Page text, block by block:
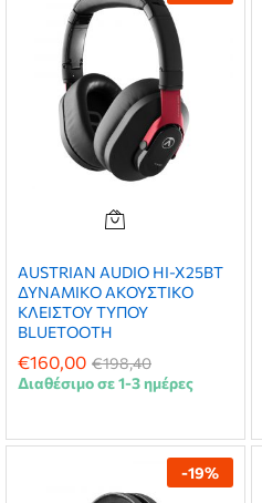
AUSTRIAN AUDIO HI-X25BT
ΔΥNAΜΙΚΟ ΑΚΟΥΣΤΙΚΟ
ΚΛΕΙΣΤΟΥ ΤΥΠΟΥ
BLUETOOTH
€160,00 €198,40
Διαθέσιμο σε 1-3 ημέρες
-19%